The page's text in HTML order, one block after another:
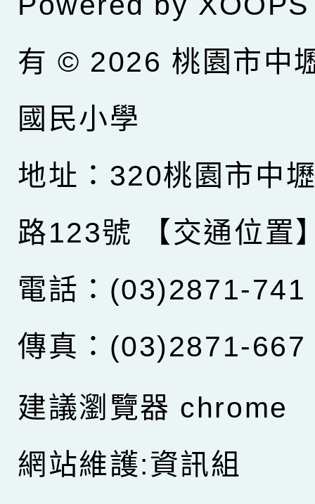
有 © 2026 桃園市中
國民小學
地址：320桃園市中
路123號
【交通位置
電話：(03)2871-741
傳真：(03)2871-667
建議瀏覽器 chrome
網站維護:資訊組